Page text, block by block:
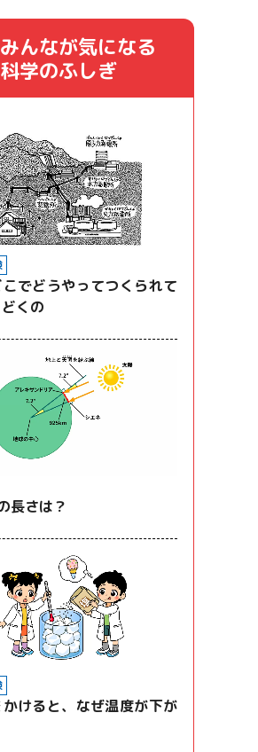
みんなが気になる
科学のふしぎ
でどうやってつくられて
くの
長さは？
けると、なぜ温度が下が